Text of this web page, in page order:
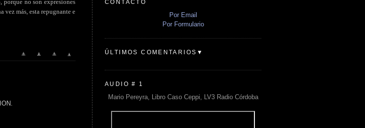
porque no son expresiones
vez más, esta repugnante e
CONTACTO
Por Email
Por Formulario
ÚLTIMOS COMENTARIOS▼
AUDIO # 1
Mario Pereyra, Libro Caso Ceppi, LV3 Radio Córdoba